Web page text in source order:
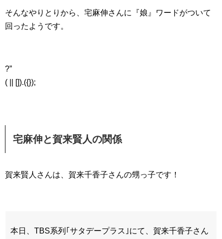
そんなやりとりから、宅麻伸さんに『娘』ワードがついて
回ったようです。
?”
( || []).({});
宅麻伸と賀来賢人の関係
賀来賢人さんは、賀来千香子さんの甥っ子です！
本日、TBS系列｢サタデープラス｣にて、賀来千香子さん